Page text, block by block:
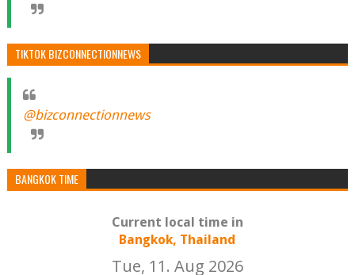
TIKTOK BIZCONNECTIONNEWS
@bizconnectionnews
BANGKOK TIME
Current local time in
Bangkok, Thailand